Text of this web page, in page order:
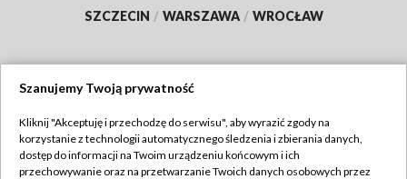
SZCZECIN / WARSZAWA / WROCŁAW
TVP
Abonament TVP
Szanujemy Twoją prywatność
Kliknij "Akceptuję i przechodzę do serwisu", aby wyrazić zgody na
korzystanie z technologii automatycznego śledzenia i zbierania danych,
dostęp do informacji na Twoim urządzeniu końcowym i ich
przechowywanie oraz na przetwarzanie Twoich danych osobowych przez